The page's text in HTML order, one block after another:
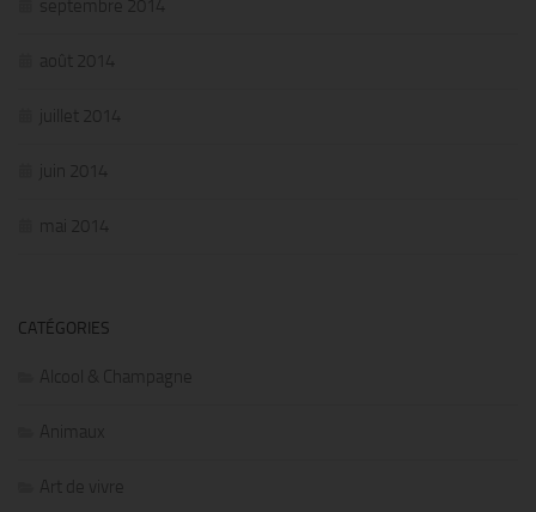
septembre 2014
août 2014
juillet 2014
juin 2014
mai 2014
CATÉGORIES
Alcool & Champagne
Animaux
Art de vivre